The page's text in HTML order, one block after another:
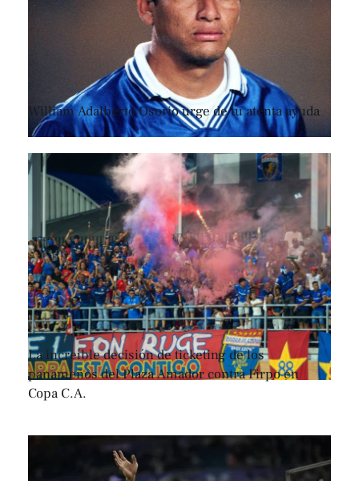
William Adalberto Osorio urge de tu atenta ayuda
La increíble decisión de ticketing de los
panameños del Plaza Amador contra Firpo en
Copa C.A.